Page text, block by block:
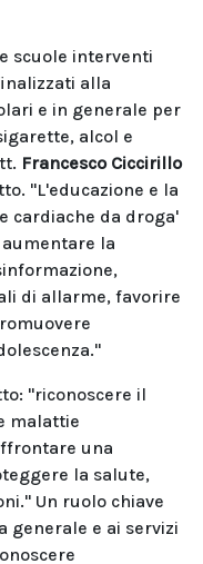
scuole interventi
alla
e in generale per
alcol e
Francesco Ciccirillo
"L'educazione e la
cardiache da droga'
la
di allarme, favorire
"riconoscere il
malattie
una
la salute,
Un ruolo chiave
generale e ai servizi